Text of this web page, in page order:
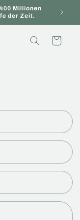
Millionen
der Zeit.
Neu
Warenkorb